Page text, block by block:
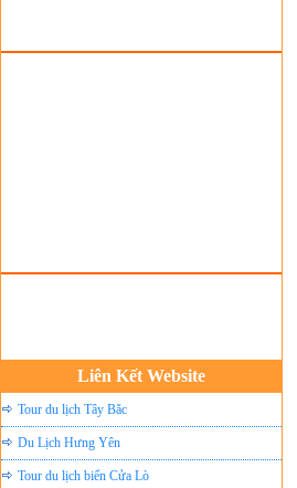
Liên Kết Website
Du lịch quốc tế Ánh Sao Mới
Tour du lịch Tây Bắc
Du Lịch Hưng Yên
Tour du lịch biển Cửa Lò